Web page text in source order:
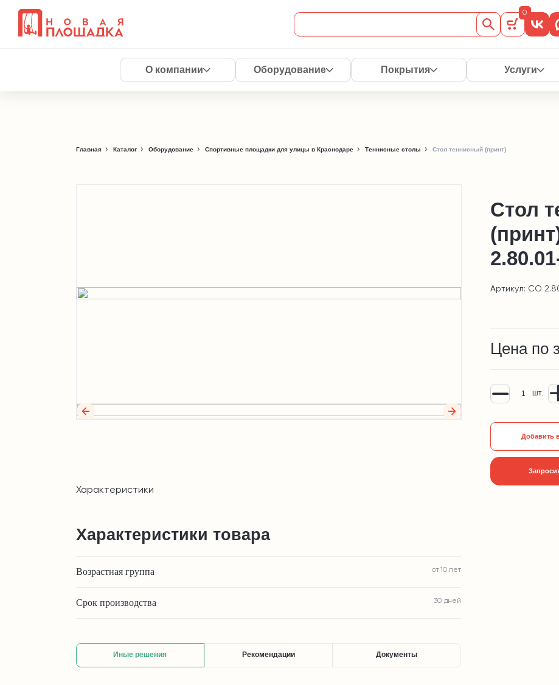
0
О компании Оборудование Покрытия Услуги
Главная Каталог Оборудование Спортивные площадки для улицы в Краснодаре Теннисные столы Стол теннисный (принт)
Стол
Артикул: СО
Цена по
шт.
Добавить
Характеристики
Характеристики товара
Возрастная группа от 10 лет
Срок производства 30 дней
Иные решения Рекомендации Документы